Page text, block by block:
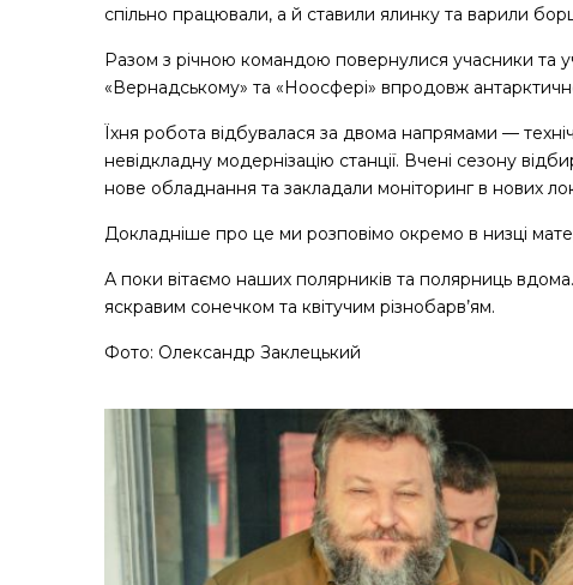
спільно працювали, а й ставили ялинку та варили
Разом з річною командою повернулися учасники та
«Вернадському» та «Ноосфері» впродовж
Їхня робота відбувалася за двома напрямами —
невідкладну модернізацію станції. Вчені сезону
нове обладнання та закладали моніторинг в нових
Докладніше про це ми розповімо окремо в низці
А поки вітаємо наших полярників та полярниць
яскравим сонечком та квітучим різнобарв’ям.
Фото: Олександр Заклецький